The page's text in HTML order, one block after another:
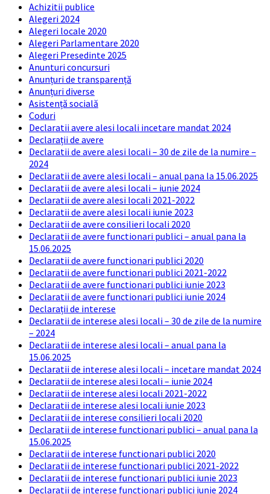
Achizitii publice
Alegeri 2024
Alegeri locale 2020
Alegeri Parlamentare 2020
Alegeri Presedinte 2025
Anunturi concursuri
Anunțuri de transparență
Anunțuri diverse
Asistență socială
Coduri
Declaratii avere alesi locali incetare mandat 2024
Declarații de avere
Declaratii de avere alesi locali – 30 de zile de la numire –
2024
Declaratii de avere alesi locali – anual pana la 15.06.2025
Declaratii de avere alesi locali – iunie 2024
Declaratii de avere alesi locali 2021-2022
Declaratii de avere alesi locali iunie 2023
Declaratii de avere consilieri locali 2020
Declaratii de avere functionari publici – anual pana la
15.06.2025
Declaratii de avere functionari publici 2020
Declaratii de avere functionari publici 2021-2022
Declaratii de avere functionari publici iunie 2023
Declaratii de avere functionari publici iunie 2024
Declarații de interese
Declaratii de interese alesi locali – 30 de zile de la numire
– 2024
Declaratii de interese alesi locali – anual pana la
15.06.2025
Declaratii de interese alesi locali – incetare mandat 2024
Declaratii de interese alesi locali – iunie 2024
Declaratii de interese alesi locali 2021-2022
Declaratii de interese alesi locali iunie 2023
Declaratii de interese consilieri locali 2020
Declaratii de interese functionari publici – anual pana la
15.06.2025
Declaratii de interese functionari publici 2020
Declaratii de interese functionari publici 2021-2022
Declaratii de interese functionari publici iunie 2023
Declaratii de interese functionari publici iunie 2024